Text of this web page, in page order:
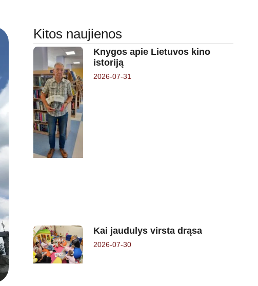
Kitos naujienos
Knygos apie Lietuvos kino
istoriją
2026-07-31
Kai jaudulys virsta drąsa
2026-07-30